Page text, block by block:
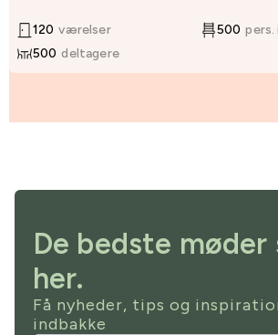
120 værelser 500
500 deltagere
De bedste
her.
Få nyheder, tips og
indbakke